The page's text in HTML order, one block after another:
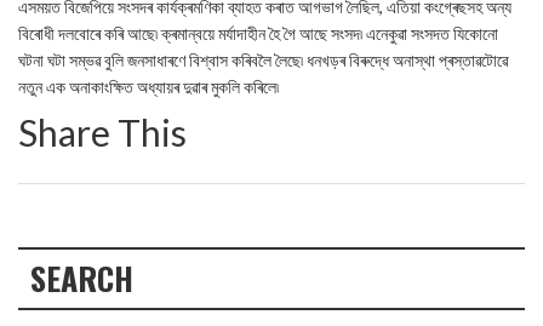
এসময়ত বিজেপিয়ে সংসদৰ কাৰ্যক্ৰমণিকা ব্যাহত কৰাত আগভাগ লৈছিল, এতিয়া কংগ্ৰেছসহ অন্য
বিৰোধী দলবোৰে কৰি আছে৷ ক্ৰমান্বয়ে মৰ্যাদাহীন হৈ গৈ আছে সংসদ৷ এনেকুৱা সংসদত যিকোনো
ঘটনা ঘটা সম্ভৱ বুলি জনসাধাৰণে বিশ্বাস কৰিবলৈ লৈছে৷ ধনখড়ৰ বিৰুদ্ধে অনাস্থা প্ৰস্তাৱটোৱে
নতুন এক অনাকাংক্ষিত অধ্যায়ৰ দুৱাৰ মুকলি কৰিলে৷
Share This
SEARCH